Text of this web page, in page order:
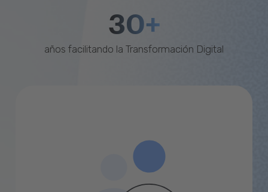
30+
años facilitando la Transformación Digital